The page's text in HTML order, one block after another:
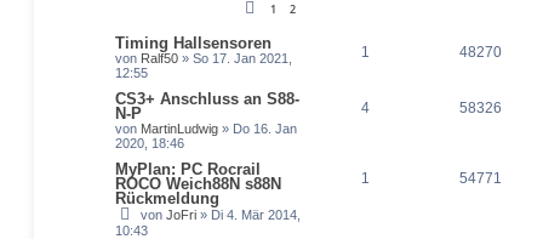
1 2
Timing Hallsensoren
von Ralf50 » So 17. Jan 2021,
12:55
1 48270
CS3+ Anschluss an S88-
N-P
von MartinLudwig » Do 16. Jan
2020, 18:46
4 58326
MyPlan: PC Rocrail
ROCO Weich88N s88N
Rückmeldung
von JoFri » Di 4. Mär 2014,
10:43
1 54771